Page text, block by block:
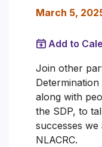
March 5,
Add to
Join other
along with
the SDP, to
successes
NLACRC.